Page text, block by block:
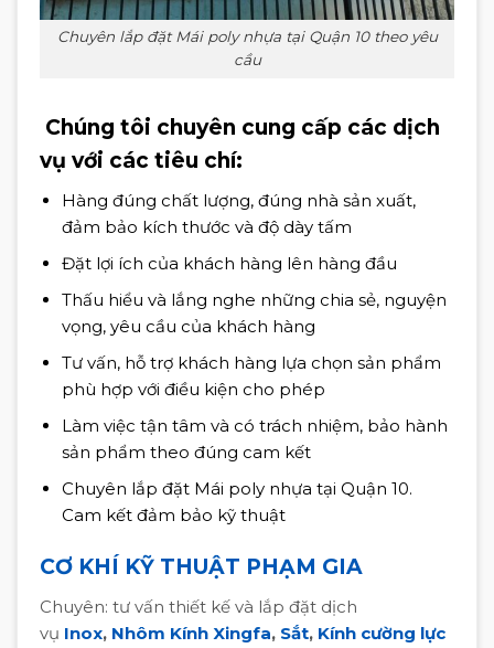
Chuyên lắp đặt Mái poly nhựa tại Quận 10 theo yêu
cầu
Chúng tôi chuyên cung cấp các dịch
vụ với các tiêu chí:
Hàng đúng chất lượng, đúng nhà sản xuất,
đảm bảo kích thước và độ dày tấm
Đặt lợi ích của khách hàng lên hàng đầu
Thấu hiểu và lắng nghe những chia sẻ, nguyện
vọng, yêu cầu của khách hàng
Tư vấn, hỗ trợ khách hàng lựa chọn sản phẩm
phù hợp với điều kiện cho phép
Làm việc tận tâm và có trách nhiệm, bảo hành
sản phẩm theo đúng cam kết
Chuyên lắp đặt Mái poly nhựa tại Quận 10.
Cam kết đảm bảo kỹ thuật
CƠ KHÍ KỸ THUẬT PHẠM GIA
Chuyên: tư vấn thiết kế và lắp đặt dịch
vụ Inox, Nhôm Kính Xingfa, Sắt, Kính cường lực